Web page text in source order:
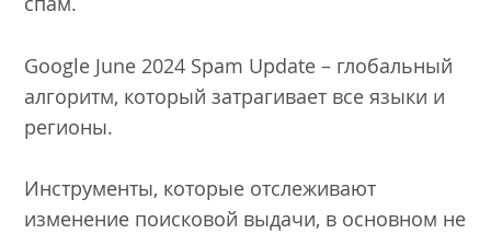
Google June 2024 Spam Update – глобальный
алгоритм, который затрагивает все языки и
регионы.
Инструменты, которые отслеживают
изменение поисковой выдачи, в основном не